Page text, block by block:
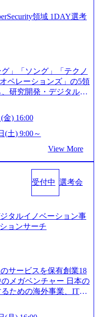
業会社から依頼された
支援を行います。クラ
トとし、特にCXOクラ
のトランスフォーメー
ィングを行います ＜プ
(新規・既存)事業のビジ
けるAIを活用した事業
支援及び実行支援 ・ロ
タルトランスフォーメ
ント プロジェクトにお
資料のドラフト作成、
理などを担当。 ● シニ
バーとしてプロジェク
は、As-Is分析、仮説構
を担当。 ● 裁量権 弊社
いわれるフェーズにあ
時期のため、メンバー
感できます。 また、希
り、プロジェクト体制
業会社機能にも携われ
外にもSaaSプロダク
としての経験を活かし
く通常選考でのご案内
最終を一度の面接で実
日で最終面接まで完了
合がございます ● 面
想定しております ・実施
せていただきます ・面
開始となってもご対応
望の方は、事前にGAB
1day選考会実施日の3日
サルファーム経験3年
のみ。 書類選考通過後
選考会当日のご案内
ーバル化により既存事
った大手企業をサポー
から依頼された「経営
行います。クライアン
、特にCXOクラスから
ンスフォーメーショ
グを行います ＜プロジ
・既存)事業のビジネス
AIを活用した事業戦略
及び実行支援 ・ロボテ
領域 1DAY選考
」「ソング」「テクノ
ペレーションズ」の5領
研究開発・デジタル・
サービスの提供まで一
ムである あらゆる産業
いており、Fortune Globa
トリテイリングにおけ
のDX化支援」「ヴィヴ
年にはKDDIと合弁会
工知能とデータアナリテ
採用資料 (https://www.ac
accenture-com/document-
dam/accenture/final/caree
jp-ja/blogs/japan-
経営」 (https://business.ni
) 規模拡大で成功する理
diamond.jp/articles/-/34
金) 16:00
(土) 9:00～
View More
受付中 選考会
タルイノベーション事
ョンサーチ
サービスを保有創業18
メガベンチャー 日本の
ための海外事業、IT事
ウスの組織体制をとっ